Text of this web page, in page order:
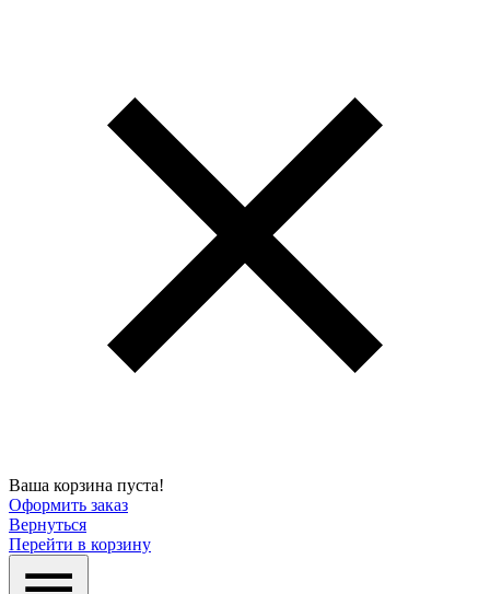
Ваша корзина пуста!
Оформить заказ
Вернуться
Перейти в корзину